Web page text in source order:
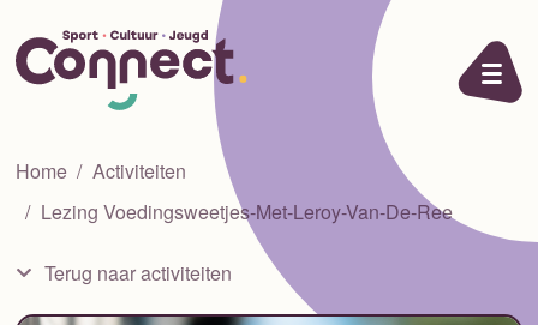
Ga naar de inhoud
Home
Activiteiten
Lezing Voedingsweetjes-Met-Leroy-Van-De-Ree
Terug naar activiteiten